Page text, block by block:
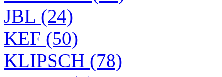
JBL (24)
KEF (50)
KLIPSCH (78)